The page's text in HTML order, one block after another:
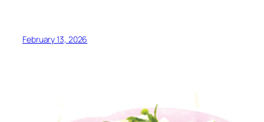
February 13, 2026